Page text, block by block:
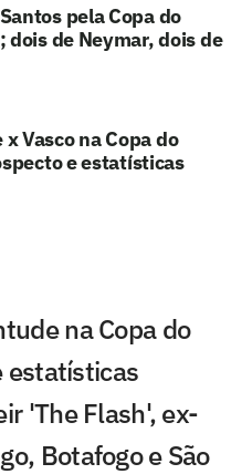
pela Copa do
dois de Neymar, dois de
Vasco na Copa do
e estatísticas
na Copa do
estatísticas
'The Flash', ex-
Botafogo e São